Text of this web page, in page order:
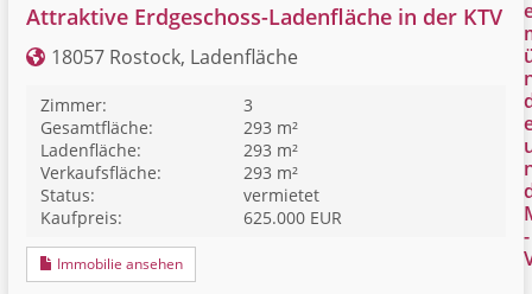
Attraktive Erdgeschoss-Ladenfläche in der KTV
18057 Rostock, Ladenfläche
Zimmer:
3
Gesamtfläche:
293 m²
Ladenfläche:
293 m²
Verkaufsfläche:
293 m²
Status:
vermietet
Kaufpreis:
625.000 EUR
Immobilie ansehen
-